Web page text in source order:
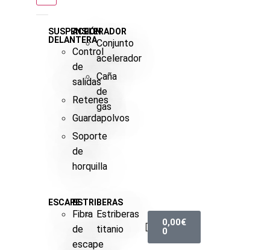
SUSPENSIÓN
DELANTERA
Control
de
salidas
Retenes
Guardapolvos
Soporte
de
horquilla
ACELERADOR
Conjunto
acelerador
Caña
de
gas
ESCAPE
Fibra
de
escape
ESTRIBERAS
Estriberas
titanio
0,00€
0